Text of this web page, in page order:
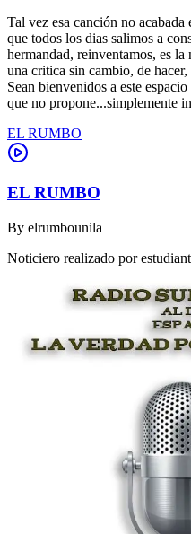
Tal vez esa canción no acabada
que todos los dias salimos a
hermandad, reinventamos, es
una critica sin cambio, de
Sean bienvenidos a este
que no propone...simplemente
EL RUMBO
EL RUMBO
By elrumbounila
Noticiero realizado por